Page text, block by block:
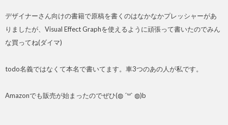
デザイナーさん向けの書籍で原稿を書くのはなかなかプレッシャーがあ
りましたが、Visual Effect Graphを使えるように頑張って書いたのでみん
な買ってね(ダイマ)
todo名義ではなくて本名で書いてます。車3つのあの人が私です。
Amazonでも販売が始まったのでぜひ(◍ ´꒳` ◍)b